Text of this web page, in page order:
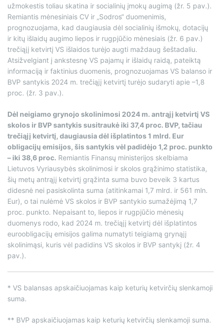
užmokestis toliau skatina ir socialinių įmokų augimą (žr. 5 pav.).
Remiantis mėnesiniais CV ir „Sodros“ duomenimis,
prognozuojama, kad daugiausia dėl socialinių išmokų, dotacijų
ir kitų išlaidų augimo liepos ir rugpjūčio mėnesiais (žr. 6 pav.)
trečiąjį ketvirtį VS išlaidos turėjo augti maždaug šeštadaliu.
Atsižvelgiant į ankstesnę VS pajamų ir išlaidų raidą, pateiktą
informaciją ir faktinius duomenis, prognozuojamas VS balanso ir
BVP santykis 2024 m. trečiąjį ketvirtį turėjo sudaryti apie –1,8
proc. (žr. 3 pav.).
Dėl neigiamo grynojo skolinimosi 2024 m. antrąjį ketvirtį VS
skolos ir BVP santykis susitraukė iki 37,4 proc. BVP, tačiau
trečiąjį ketvirtį, daugiausia dėl išplatintos 1 mlrd. Eur
obligacijų emisijos, šis santykis vėl padidėjo 1,2 proc. punkto
– iki 38,6 proc. Remiantis Finansų ministerijos skelbiama
Lietuvos Vyriausybės skolinimosi ir skolos grąžinimo statistika,
šių metų antrąjį ketvirtį grąžinta suma buvo beveik 3 kartus
didesnė nei pasiskolinta suma (atitinkamai 1,7 mlrd. ir 561 mln.
Eur), o tai nulėmė VS skolos ir BVP santykio sumažėjimą 1,7
proc. punkto. Nepaisant to, liepos ir rugpjūčio mėnesių
duomenys rodo, kad 2024 m. trečiąjį ketvirtį dėl išplatintos
euroobligacijų emisijos galima numatyti teigiamą grynąjį
skolinimąsi, kuris vėl padidins VS skolos ir BVP santykį (žr. 4
pav.).
* VS balansas apskaičiuojamas kaip keturių ketvirčių slenkamoji
suma.
** BVP apskaičiuojamas kaip keturių ketvirčių slenkamoji suma.